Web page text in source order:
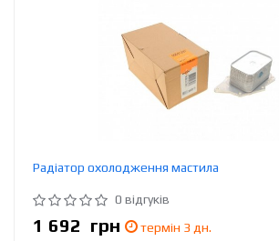
Радіатор охолодження мастила
0 відгуків
1 692 грн
термін 3 дн.